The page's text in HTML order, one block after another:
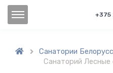
+375
 Санатории
Санаторий Лесные